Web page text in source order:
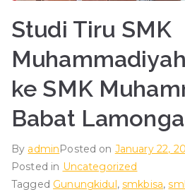
Studi Tiru SMK
ke SMK
Babat
By adminPosted on January 22,
Posted in Uncategorized
Tagged Gunungkidul,smkbisa,